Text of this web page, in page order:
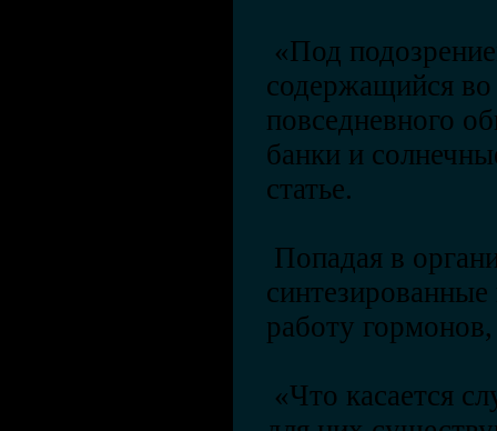
«Под
содержащийся
повседневного
банки и
статье.
Попадая в
работу
«Что касается